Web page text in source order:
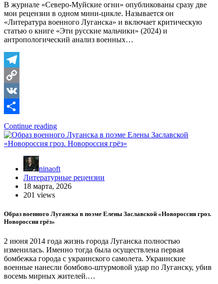
В журнале «Северо-Муйские огни» опубликованы сразу две
мои рецензии в одном мини-цикле. Называется он
«Литература военного Луганска» и включает критическую
статью о книге «Эти русские мальчики» (2024) и
антропологический анализ военных…
Telegram
Copy
Link
VK
Отправить
Continue reading
ninaoft
Литературные рецензии
18 марта, 2026
201 views
Образ военного Луганска в поэме Елены Заславской «Новороссия гроз.
Новороссия грёз»
2 июня 2014 года жизнь города Луганска полностью
изменилась. Именно тогда была осуществлена первая
бомбежка города с украинского самолета. Украинские
военные нанесли бомбово-штурмовой удар по Луганску, убив
восемь мирных жителей.…